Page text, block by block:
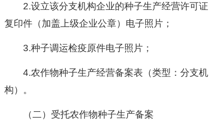
2.设立该分支机构企业的种子生产经营许可证
复印件（加盖上级企业公章）电子照片；
3.种子调运检疫原件电子照片；
4.农作物种子生产经营备案表（类型：分支机
构）。
（二）受托农作物种子生产备案